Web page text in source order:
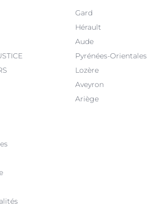
Gard
Hérault
Aude
Pyrénées-Orientales
Lozère
Aveyron
Ariège